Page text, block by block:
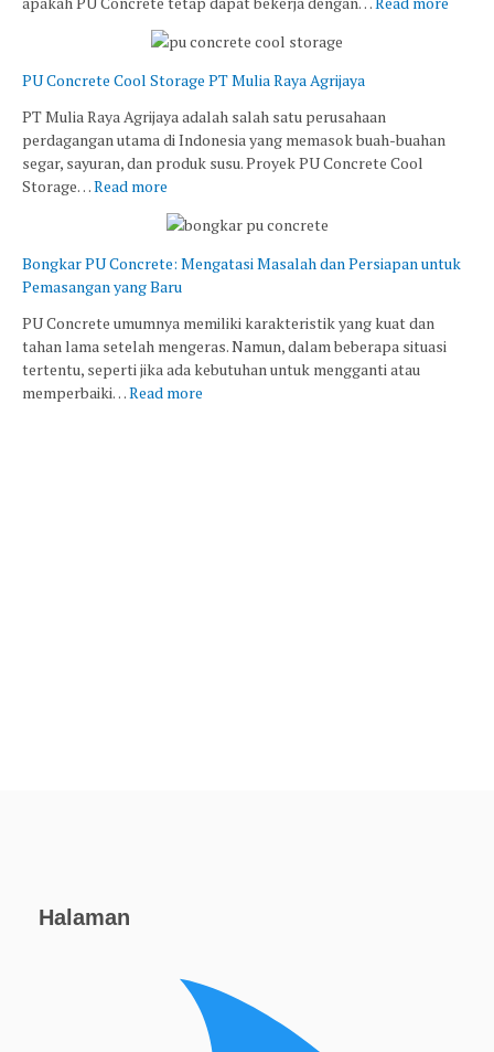
PU Concrete Cool Storage PT Mulia Raya Agrijaya
PT Mulia Raya Agrijaya adalah salah satu perusahaan
perdagangan utama di Indonesia yang memasok buah-buahan
segar, sayuran, dan produk susu. Proyek PU Concrete Cool
Storage…Read more
Bongkar PU Concrete: Mengatasi Masalah dan Persiapan untuk
Pemasangan yang Baru
PU Concrete umumnya memiliki karakteristik yang kuat dan
tahan lama setelah mengeras. Namun, dalam beberapa situasi
tertentu, seperti jika ada kebutuhan untuk mengganti atau
memperbaiki…Read more
Halaman